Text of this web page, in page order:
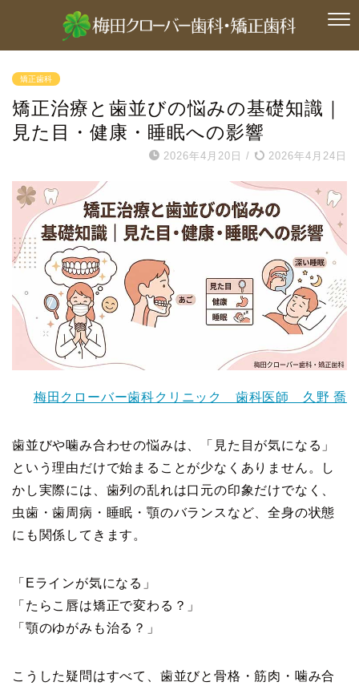
矯正歯科
矯正治療と歯並びの悩みの基礎知識｜
見た目・健康・睡眠への影響
2026年4月20日 / 2026年4月24日
梅田クローバー歯科クリニック 歯科医師 久野 喬
歯並びや噛み合わせの悩みは、「見た目が気になる」
という理由だけで始まることが少なくありません。し
かし実際には、歯列の乱れは口元の印象だけでなく、
虫歯・歯周病・睡眠・顎のバランスなど、全身の状態
にも関係してきます。
「Eラインが気になる」
「たらこ唇は矯正で変わる？」
「顎のゆがみも治る？」
こうした疑問はすべて、歯並びと骨格・筋肉・噛み合